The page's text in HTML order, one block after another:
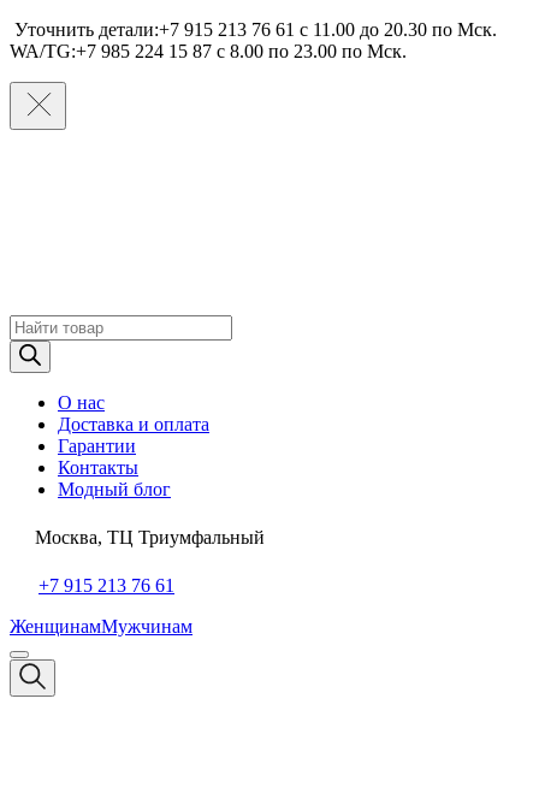
Уточнить детали:+7 915 213 76 61 c 11.00 до 20.30 по Мcк.
WA/TG:+7 985 224 15 87 c 8.00 по 23.00 по Мcк.
Поиск
товаров
О нас
Доставка и оплата
Гарантии
Контакты
Модный блог
Москва, ТЦ Триумфальный
+7 915 213 76 61
ЖенщинамМужчинам